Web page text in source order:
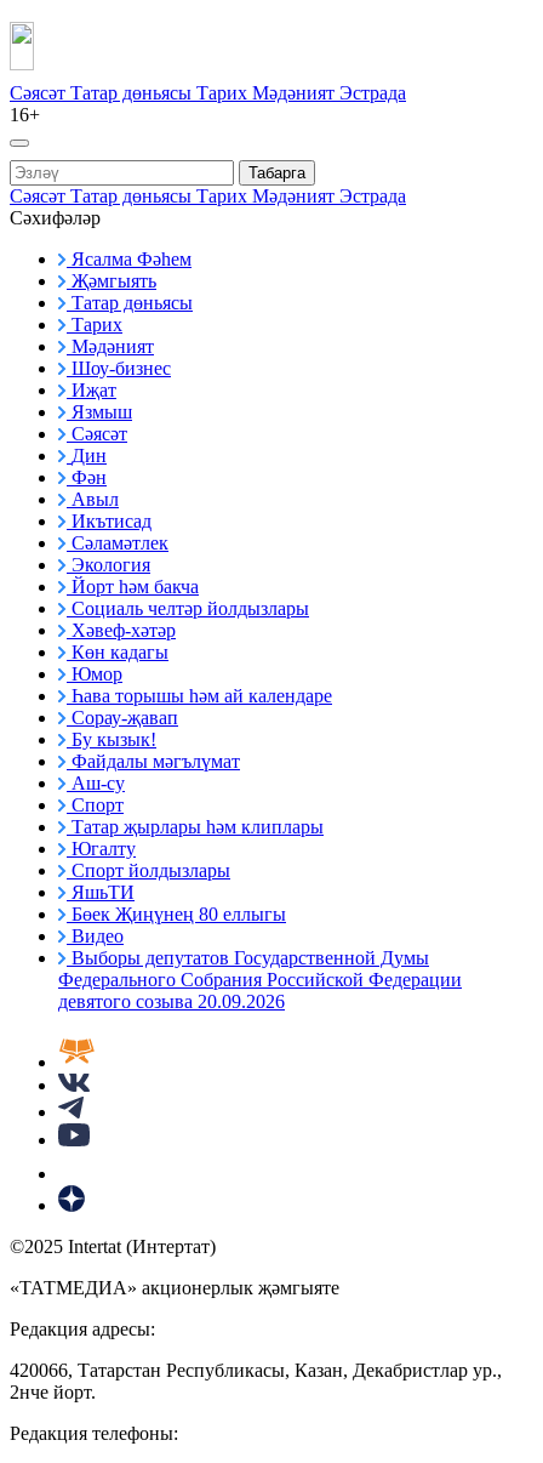
Сәясәт Татар дөньясы Тарих Мәдәният Эстрада
16+
Табарга
Сәясәт Татар дөньясы Тарих Мәдәният Эстрада
Сәхифәләр
Ясалма Фәһем
Җәмгыять
Татар дөньясы
Тарих
Мәдәният
Шоу-бизнес
Иҗат
Язмыш
Сәясәт
Дин
Фән
Авыл
Икътисад
Сәламәтлек
Экология
Йорт һәм бакча
Социаль челтәр йолдызлары
Хәвеф-хәтәр
Көн кадагы
Юмор
Һава торышы һәм ай календаре
Сорау-җавап
Бу кызык!
Файдалы мәгълүмат
Аш-су
Спорт
Татар җырлары һәм клиплары
Югалту
Спорт йолдызлары
ЯшьТИ
Бөек Җиңүнең 80 еллыгы
Видео
Выборы депутатов Государственной Думы
Федерального Собрания Российской Федерации
девятого созыва 20.09.2026
©2025 Intertat (Интертат)
«ТАТМЕДИА» акционерлык җәмгыяте
Редакция адресы:
420066, Татарстан Республикасы, Казан, Декабристлар ур.,
2нче йорт.
Редакция телефоны: